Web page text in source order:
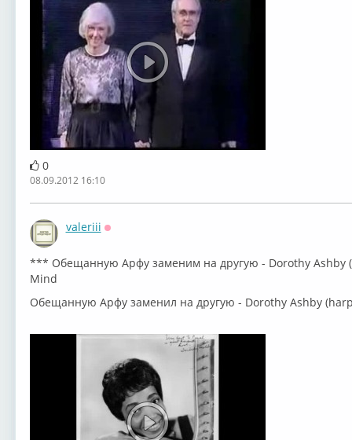
0
08.09.2012 16:10
valeriii
*** Обещанную Арфу заменим на другую - Dorothy Ashby
Mind
Обещанную Арфу заменил на другую - Dorothy Ashby